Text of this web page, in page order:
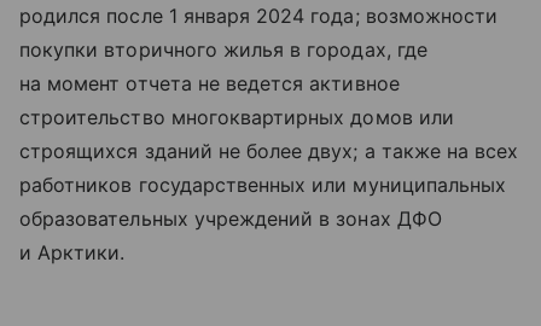
родился после 1 января 2024 года; возможности
покупки вторичного жилья в городах, где
на момент отчета не ведется активное
строительство многоквартирных домов или
строящихся зданий не более двух; а также на всех
работников государственных или муниципальных
образовательных учреждений в зонах ДФО
и Арктики.